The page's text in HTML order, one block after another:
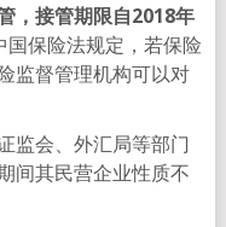
，接管期限自2018年
国保险法规定，若保险
监督管理机构可以对
监会、外汇局等部门
间其民营企业性质不